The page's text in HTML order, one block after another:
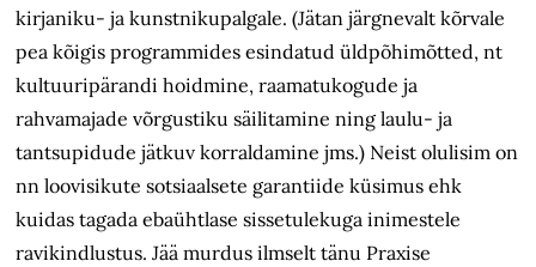
kirjaniku- ja kunstnikupalgale. (Jätan järgnevalt kõrvale
pea kõigis programmides esindatud üldpõhimõtted, nt
kultuuripärandi hoidmine, raamatukogude ja
rahvamajade võrgustiku säilitamine ning laulu- ja
tantsupidude jätkuv korraldamine jms.) Neist olulisim on
nn loovisikute sotsiaalsete garantiide küsimus ehk
kuidas tagada ebaühtlase sissetulekuga inimestele
ravikindlustus. Jää murdus ilmselt tänu Praxise